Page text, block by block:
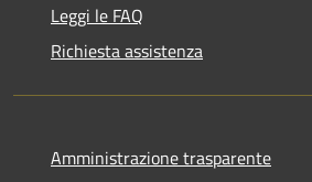
Leggi le FAQ
Richiesta assistenza
Amministrazione trasparente